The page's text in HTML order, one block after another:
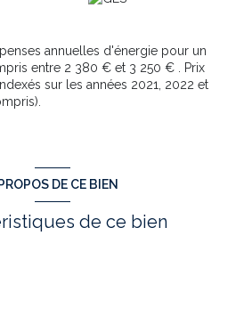
famille recherchant la tranquillité et
d’informations et pour organiser une
les risques auxquels ce bien est
sur le site Géorisques :
un agent commercial
annuelles d'énergie pour un
entre 2 380 € et 3 250 € . Prix
sur les années 2021, 2022 et
DE CE BIEN
de ce bien